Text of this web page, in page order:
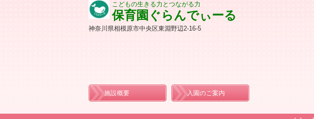
こどもの生きる力とつながる力
保育園ぐらんでぃーる
神奈川県相模原市中央区東淵野辺2-16-5
施設概要 入園のご案内